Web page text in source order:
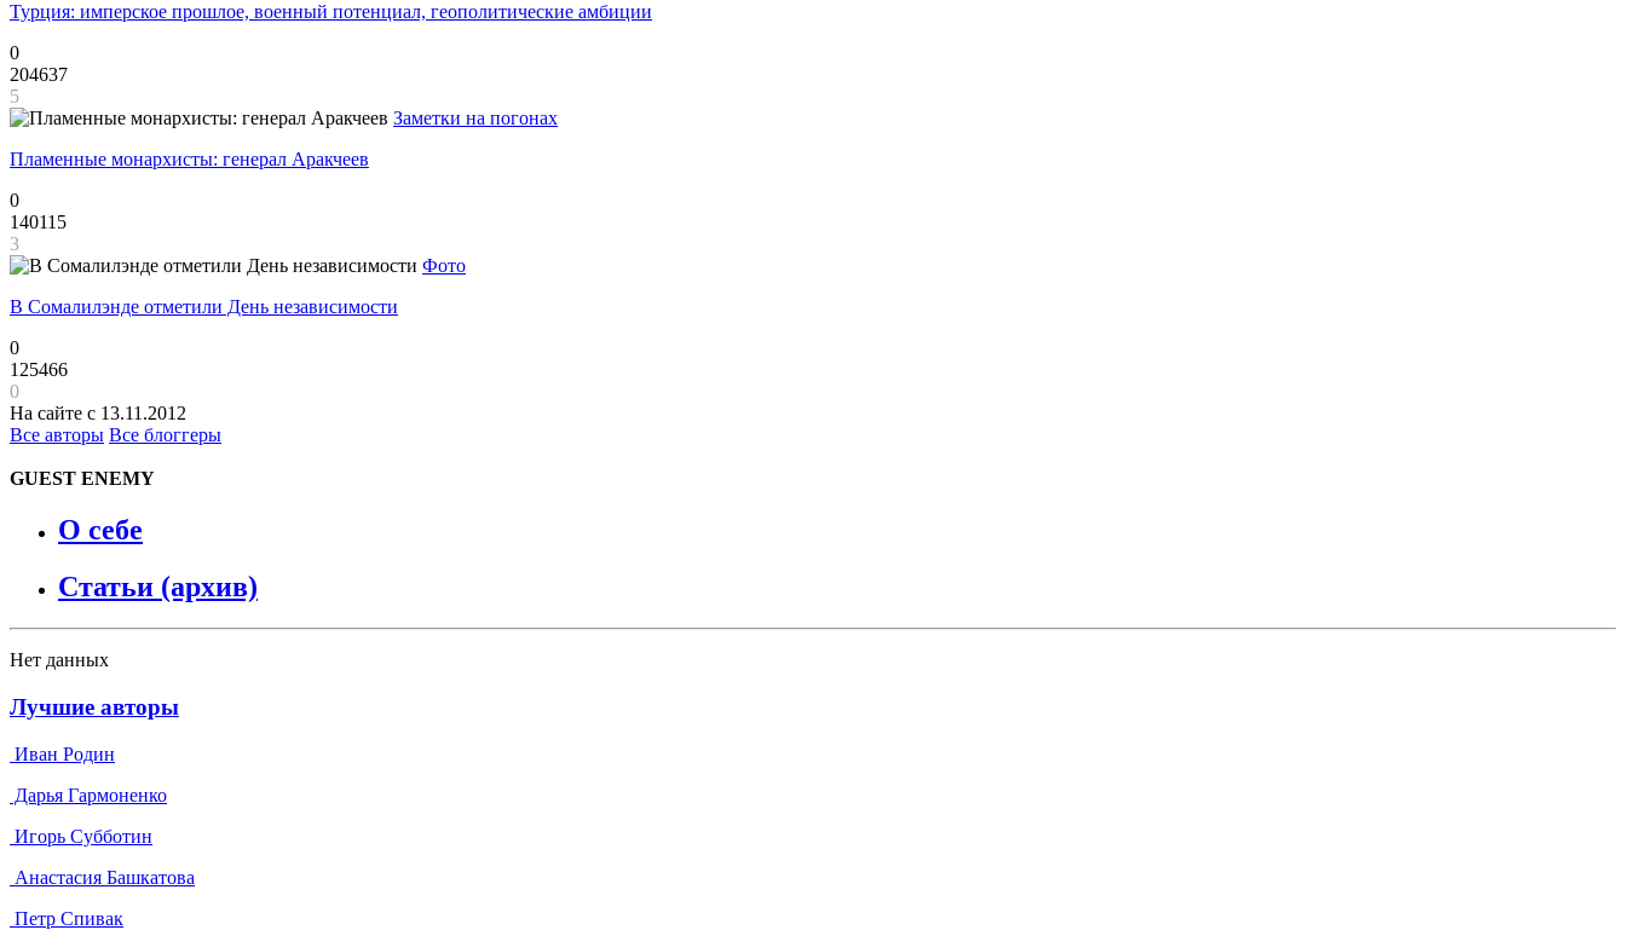
Турция: имперское прошлое, военный потенциал, геополитические амбиции
0
204637
5
Заметки на погонах
Пламенные монархисты: генерал Аракчеев
0
140115
3
Фото
В Сомалилэнде отметили День независимости
0
125466
0
На сайте с 13.11.2012
Все авторы Все блоггеры
GUEST ENEMY
О себе
Статьи (архив)
Нет данных
Лучшие авторы
Иван Родин
Дарья Гармоненко
Игорь Субботин
Анастасия Башкатова
Петр Спивак